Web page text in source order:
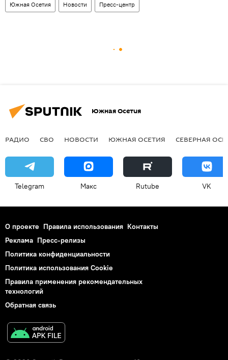
Южная Осетия Новости Пресс-центр
Южная Осетия
РАДИО СВО НОВОСТИ ЮЖНАЯ ОСЕТИЯ СЕВЕРНАЯ
Telegram Макс Rutube VK
О проекте Правила использования Контакты
Реклама Пресс-релизы
Политика конфиденциальности
Политика использования Cookie
Правила применения рекомендательных
технологий
Обратная связь